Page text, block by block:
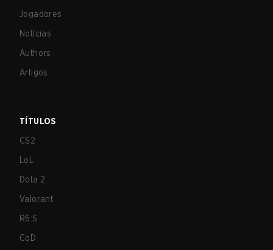
Jogadores
Notícias
Authors
Artigos
TÍTULOS
CS2
LoL
Dota 2
Valorant
R6:S
CoD